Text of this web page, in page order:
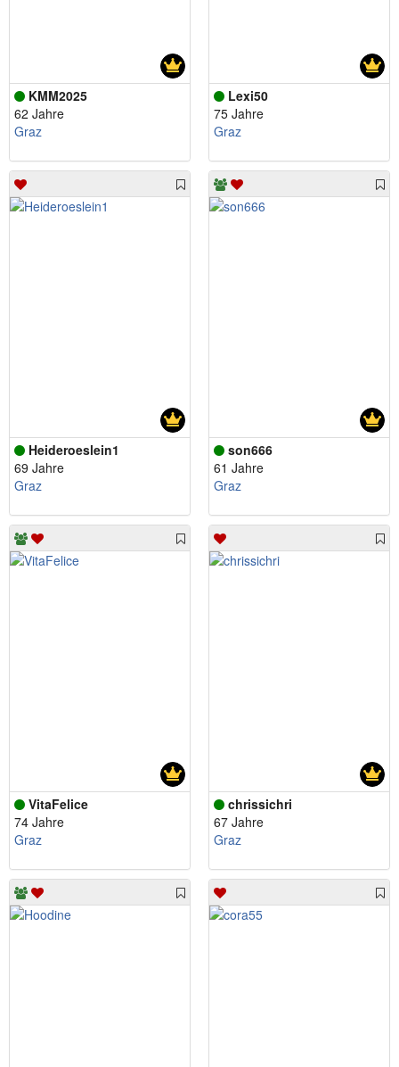
KMM2025
62 Jahre
Graz
Lexi50
75 Jahre
Graz
Heideroeslein1
69 Jahre
Graz
son666
61 Jahre
Graz
VitaFelice
74 Jahre
Graz
chrissichri
67 Jahre
Graz